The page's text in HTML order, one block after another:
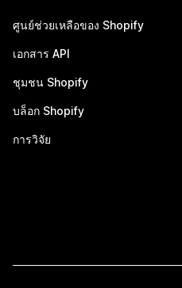
ศูนย์ช่วยเหลือของ Shopify
เอกสาร API
ชุมชน Shopify
บล็อก Shopify
การวิจัย